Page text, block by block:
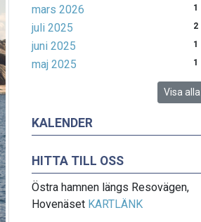
mars 2026 1
juli 2025 2
juni 2025 1
maj 2025 1
Visa alla
KALENDER
HITTA TILL OSS
Östra hamnen längs Resovägen,
Hovenäset KARTLÄNK